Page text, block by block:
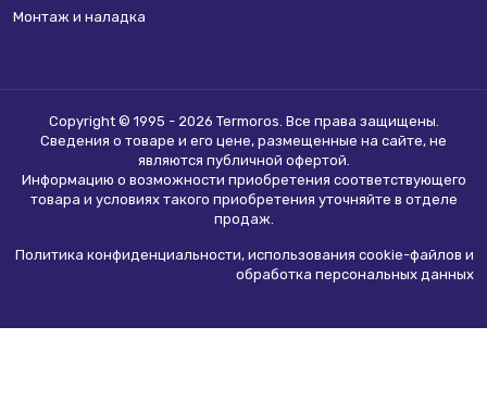
Монтаж и наладка
Copyright © 1995 - 2026 Termoros. Все права защищены.
Сведения о товаре и его цене, размещенные на сайте, не
являются публичной офертой.
Информацию о возможности приобретения соответствующего
товара и условиях такого приобретения уточняйте в отделе
продаж.
Политика конфиденциальности, использования сookie-файлов и
обработка персональных данных